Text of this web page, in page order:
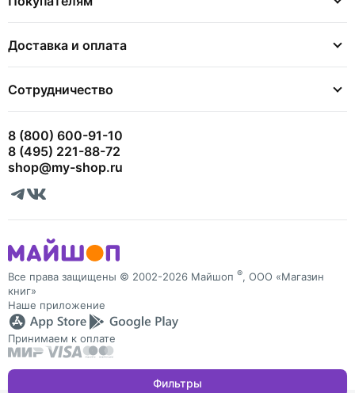
Фильтры
Доставка и оплата
Сотрудничество
8 (800) 600-91-10
8 (495) 221-88-72
shop@my-shop.ru
Все права защищены © 2002-2026 Майшоп ®, ООО «Магазин
книг»
Наше приложение
Принимаем к оплате